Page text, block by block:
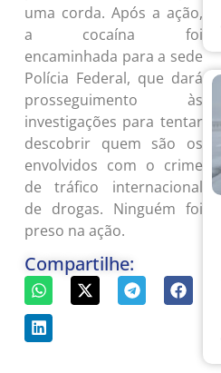
uma corda. Após a ação,
a cocaína foi
encaminhada para a sede
Polícia Federal, que dará
prosseguimento às
investigações para tentar
descobrir quem são os
envolvidos com o crime
de tráfico internacional
de drogas. Ninguém foi
preso na ação.
Compartilhe: